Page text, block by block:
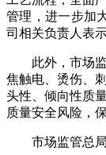
管理，进一步加
司相关负责人表示
此外，市场监
焦触电、烫伤、
头性、倾向性质
质量安全风险，
市场监管总局